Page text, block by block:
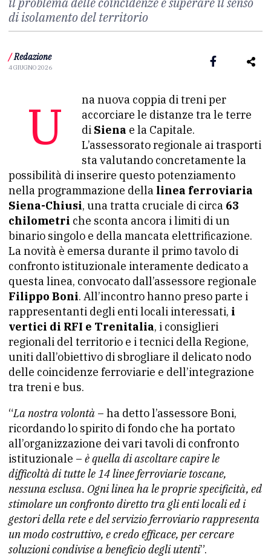
di isolamento del territorio
/ Redazione
4 GIUGNO 2026
Una nuova coppia di treni per
accorciare le distanze tra le terre
di Siena e la Capitale.
L’assessorato regionale ai trasporti
sta valutando concretamente la
possibilità di inserire questo potenziamento
nella programmazione della linea ferroviaria
Siena-Chiusi, una tratta cruciale di circa 63
chilometri che sconta ancora i limiti di un
binario singolo e della mancata elettrificazione.
La novità è emersa durante il primo tavolo di
confronto istituzionale interamente dedicato a
questa linea, convocato dall’assessore regionale
Filippo Boni. All’incontro hanno preso parte i
rappresentanti degli enti locali interessati, i
vertici di RFI e Trenitalia, i consiglieri
regionali del territorio e i tecnici della Regione,
uniti dall’obiettivo di sbrogliare il delicato nodo
delle coincidenze ferroviarie e dell’integrazione
tra treni e bus.
“La nostra volontà – ha detto l’assessore Boni,
ricordando lo spirito di fondo che ha portato
all’organizzazione dei vari tavoli di confronto
istituzionale – è quella di ascoltare capire le
difficoltà di tutte le 14 linee ferroviarie toscane,
nessuna esclusa. Ogni linea ha le proprie specificità, ed
stimolare un confronto diretto tra gli enti locali ed i
gestori della rete e del servizio ferroviario rappresenta
un modo costruttivo, e credo efficace, per cercare
soluzioni condivise a beneficio degli utenti”.